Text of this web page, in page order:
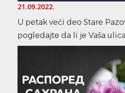
21.09.2022.
U petak veći deo Stare
pogledajte da li je Vaša